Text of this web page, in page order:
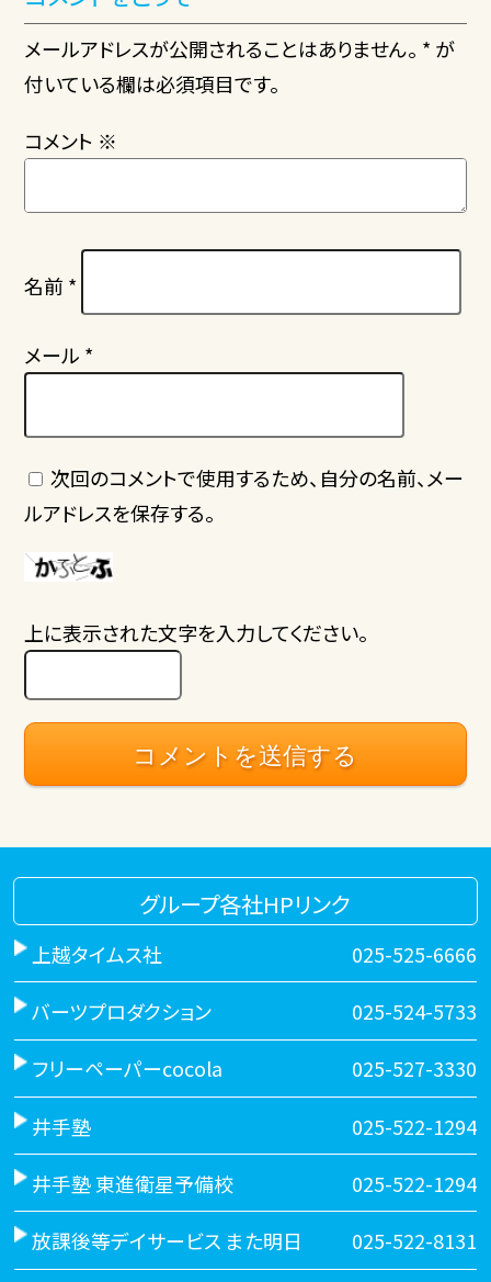
メールアドレスが公開されることはありません。 * が
付いている欄は必須項目です。
コメント ※
名前 *
メール *
次回のコメントで使用するため、自分の名前、メー
ルアドレスを保存する。
上に表示された文字を入力してください。
グループ各社HPリンク
上越タイムス社 025-525-6666
バーツプロダクション 025-524-5733
フリーペーパーcocola 025-527-3330
井手塾 025-522-1294
井手塾 東進衛星予備校 025-522-1294
放課後等デイサービス また明日 025-522-8131